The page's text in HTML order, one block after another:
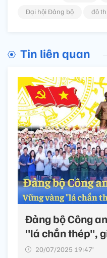
Đại hội Đảng bộ
đô
Tin liên quan
Đảng bộ Công
"lá chắn thép",
20/07/2025 19:47’